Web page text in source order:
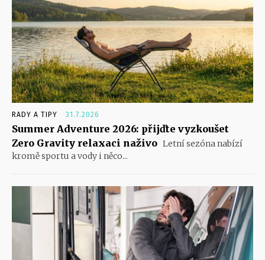
RADY A TIPY 31.7.2026
Summer Adventure 2026: přijďte vyzkoušet
Zero Gravity relaxaci naživo Letní sezóna nabízí
kromě sportu a vody i něco...